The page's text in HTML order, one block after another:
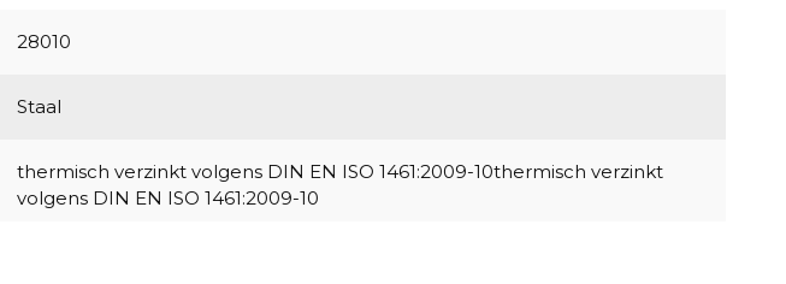
28010
Staal
thermisch verzinkt volgens DIN EN ISO 1461:2009-10thermisch verzinkt
volgens DIN EN ISO 1461:2009-10